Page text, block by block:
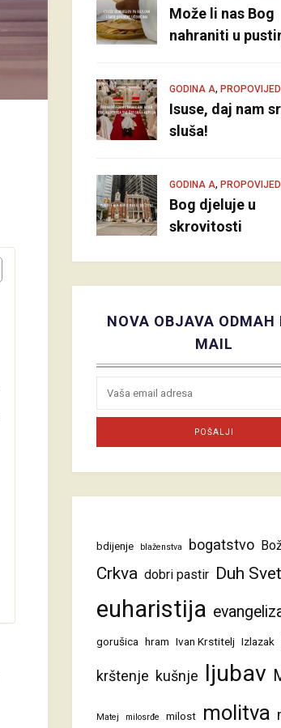
Može li nas Bog
nahraniti u
GODINA A, PROPOVIJEDI
Isuse, daj nam
sluša!
GODINA A, PROPOVIJEDI
Bog djeluje u
skrovitosti
NOVA OBJAVA ODMAH
MAIL
bdijenje blaženstva bogatstvo
Crkva dobri pastir Duh
euharistija
gorušica hram Ivan Krstitelj Izlazak
krštenje kušnje ljubav
Matej milosrđe milost molitva